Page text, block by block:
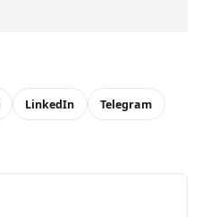
LinkedIn Telegram